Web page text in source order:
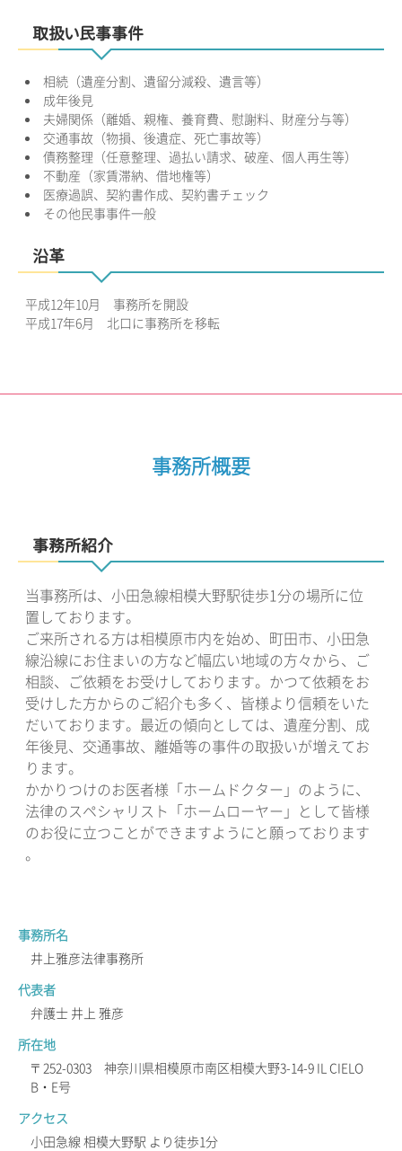
取扱い民事事件
相続（遺産分割、遺留分減殺、遺言等）
成年後見
夫婦関係（離婚、親権、養育費、慰謝料、財産分与等）
交通事故（物損、後遺症、死亡事故等）
債務整理（任意整理、過払い請求、破産、個人再生等）
不動産（家賃滞納、借地権等）
医療過誤、契約書作成、契約書チェック
その他民事事件一般
沿革
平成12年10月 事務所を開設
平成17年6月 北口に事務所を移転
事務所概要
事務所紹介
当事務所は、小田急線相模大野駅徒歩1分の場所に位
置しております。
ご来所される方は相模原市内を始め、町田市、小田急
線沿線にお住まいの方など幅広い地域の方々から、ご
相談、ご依頼をお受けしております。かつて依頼をお
受けした方からのご紹介も多く、皆様より信頼をいた
だいております。最近の傾向としては、遺産分割、成
年後見、交通事故、離婚等の事件の取扱いが増えてお
ります。
かかりつけのお医者様「ホームドクター」のように、
法律のスペシャリスト「ホームローヤー」として皆様
のお役に立つことができますようにと願っております
。
事務所名
井上雅彦法律事務所
代表者
弁護士 井上 雅彦
所在地
〒252-0303 神奈川県相模原市南区相模大野3-14-9 IL CIELO
B・E号
アクセス
小田急線 相模大野駅 より徒歩1分